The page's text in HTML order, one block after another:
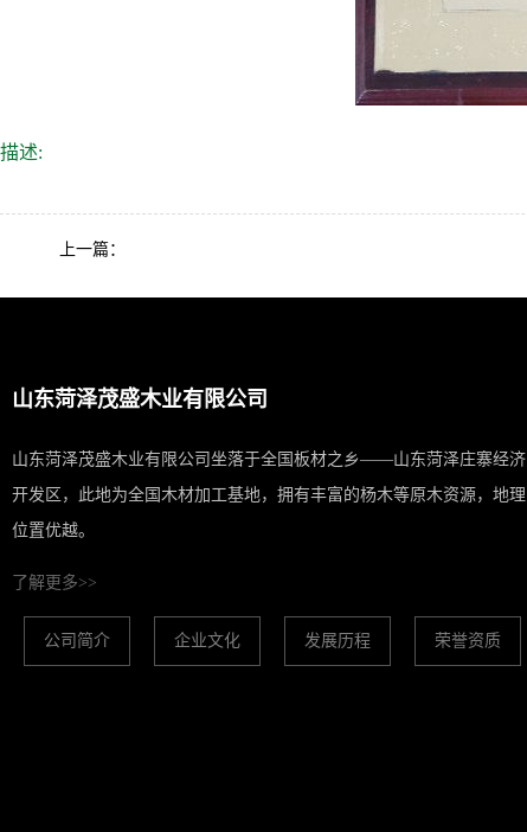
描述:
上一篇：
山东菏泽茂盛木业有限公司
山东菏泽茂盛木业有限公司坐落于全国板材之乡——山东菏泽庄寨经济
开发区，此地为全国木材加工基地，拥有丰富的杨木等原木资源，地理
位置优越。
了解更多>>
公司简介 企业文化 发展历程 荣誉资质